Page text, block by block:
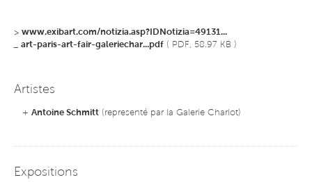
> www.exibart.com/notizia.asp?IDNotizia=49131...
art-paris-art-fair-galeriechar...pdf ( PDF, 58.97 KB )
Artistes
+ Antoine Schmitt (representé par la Galerie Charlot)
Expositions